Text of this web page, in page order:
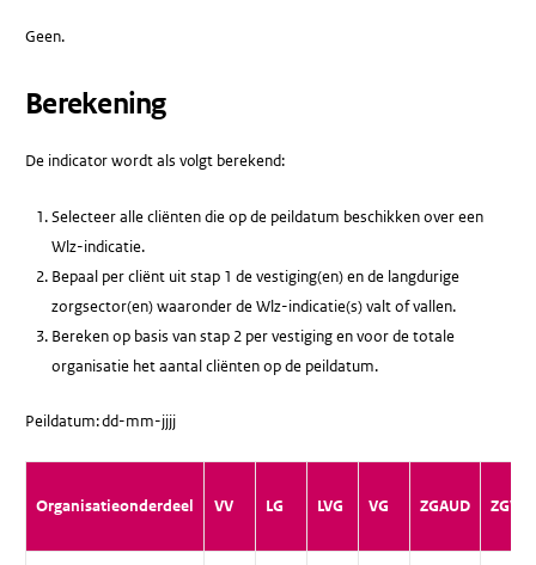
Geen.
Berekening
De indicator wordt als volgt berekend:
Selecteer alle cliënten die op de peildatum beschikken over een
Wlz-indicatie.
Bepaal per cliënt uit stap 1 de vestiging(en) en de langdurige
zorgsector(en) waaronder de Wlz-indicatie(s) valt of vallen.
Bereken op basis van stap 2 per vestiging en voor de totale
organisatie het aantal cliënten op de peildatum.
Peildatum: dd-mm-jjjj
Organisatieonderdeel VV LG LVG VG ZGAUD ZGVIS